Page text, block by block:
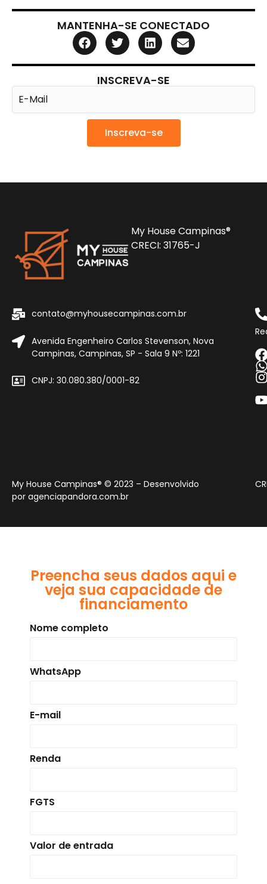
MANTENHA-SE CONECTADO
INSCREVA-SE
Inscreva-se
My House Campinas®
CRECI: 31765-J
contato@myhousecampinas.com.br
Avenida Engenheiro Carlos Stevenson, Nova
Campinas, Campinas, SP - Sala 9 Nº: 1221
CNPJ: 30.080.380/0001-82
My House Campinas® © 2023 – Desenvolvido
por agenciapandora.com.br
Preencha seus dados aqui e
veja sua capacidade de
financiamento
Nome completo
WhatsApp
E-mail
Renda
FGTS
Valor de entrada